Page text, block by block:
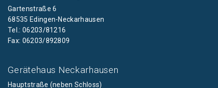
Gartenstraße 6
68535 Edingen-Neckarhausen
Tel.: 06203/81216
Fax: 06203/892809
Gerätehaus Neckarhausen
Hauptstraße (neben Schloss)